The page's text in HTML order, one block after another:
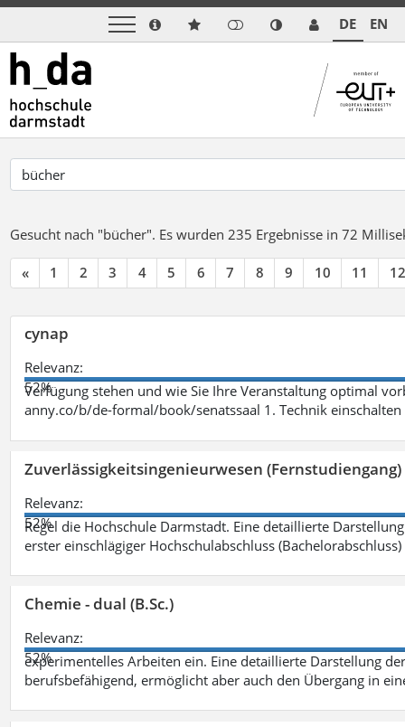
DE EN
Gesucht nach "bücher". Es wurden 235 Ergebnisse in 72
« 1 2 3 4 5 6 7 8 9 10 11 12
cynap
Relevanz:
52%
Verfügung stehen und wie Sie Ihre Veranstaltung optimal
anny.co/b/de-formal/book/senatssaal 1. Technik
Zuverlässigkeitsingenieurwesen (Fernstudiengang)
Relevanz:
52%
Regel die Hochschule Darmstadt. Eine detaillierte
erster einschlägiger Hochschulabschluss
Chemie - dual (B.Sc.)
Relevanz:
52%
experimentelles Arbeiten ein. Eine detaillierte Darstellung
berufsbefähigend, ermöglicht aber auch den Übergang in